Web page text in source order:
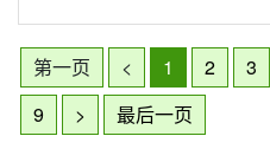
第一页 < 1 2 3
9
> 最后一页